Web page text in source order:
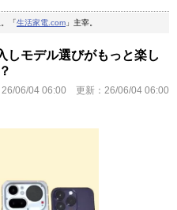
「生活家電.com 」主宰。
しモデル選びがもっと楽し
26/06/04 06:00 更新： 26/06/04 06:00